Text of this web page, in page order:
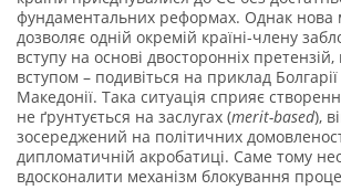
фундаментальних реформах. Однак нова
дозволяє одній окремій країні-члену
вступу на основі двосторонніх претензій,
вступом – подивіться на приклад Болгарії
Македонії. Така ситуація сприяє
не ґрунтується на заслугах (merit-based),
зосереджений на політичних
дипломатичній акробатиці. Саме тому
вдосконалити механізм блокування